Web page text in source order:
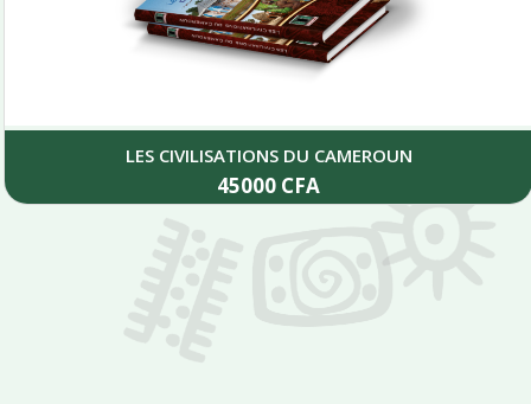
LES CIVILISATIONS DU CAMEROUN
45000 CFA